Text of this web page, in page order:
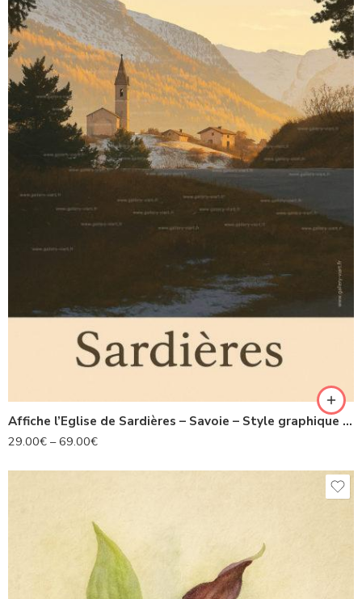
Affiche l’Eglise de Sardières – Savoie – Style graphique Les Alpes illustrées
29.00€ –69.00€